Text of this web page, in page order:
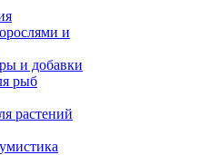
и
и добавки
рыб
растений